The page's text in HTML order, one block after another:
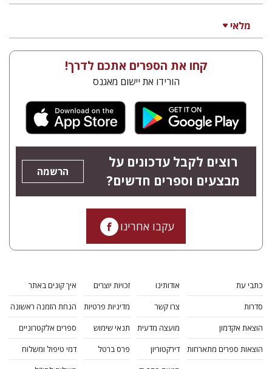
מלאי
קחו את הספרים אתכם לדרך!
הורידו את יישום מאגנס
רוצים לקבל עדכונים על
מבצעים וספרים חדשים?
הרשמה
עקבו אחרינו
כתבי עת
סדרות
הוצאת אקדמון
הוצאות ספרים מתארחות
אודותינו
צרו קשר
מועצה מדעית
דירקטוריון
זכויות יוצרים
מדיניות פרטיות
תנאי שימוש
פרס ברטל
איך קונים באתר
הנחת הזמנה ראשונה
ספרים אלקטרוניים
דמי טיפול ומשלוח